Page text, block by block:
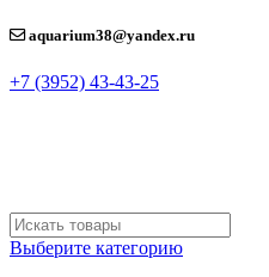
aquarium38@yandex.ru
+7 (3952) 43-43-25
Выберите категорию